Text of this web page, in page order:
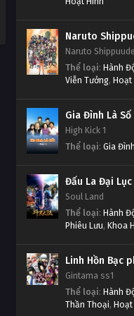
Naruto
Naruto
Thể loại: Hành
Viễn Tưởng, Hoạt
Gia Đình Là Số
High Kick 1
Thể loại: Gia Đình
Đấu La Đại Lục
Soul Land
Thể loại: Hành
Phiêu Lưu, Khoa
Linh Hồn Bạc
Gintama ss1
Thể loại: Hành
Thần Thoại, Hoạt